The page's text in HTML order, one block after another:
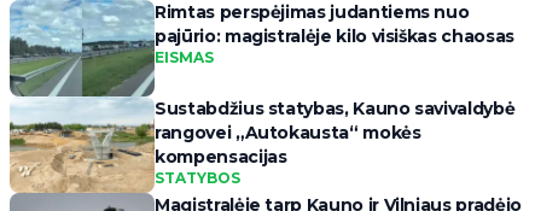
Rimtas perspėjimas judantiems nuo
pajūrio: magistralėje kilo visiškas chaosas
EISMAS
Sustabdžius statybas, Kauno savivaldybė
rangovei „Autokausta“ mokės
kompensacijas
STATYBOS
Magistralėje tarp Kauno ir Vilniaus pradėjo